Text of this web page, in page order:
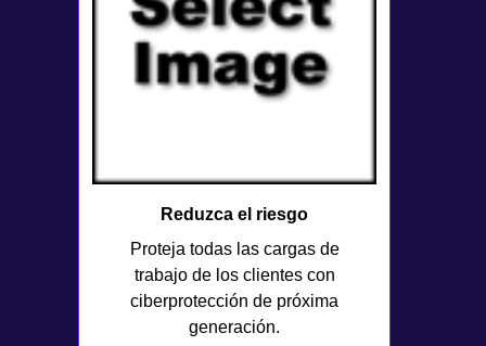
Reduzca el riesgo
Proteja todas las cargas de
trabajo de los clientes con
ciberprotección de próxima
generación.